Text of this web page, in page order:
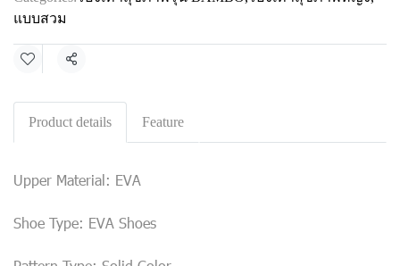
แบบสวม
Share
Product details Feature
Upper Material: EVA
Shoe Type: EVA Shoes